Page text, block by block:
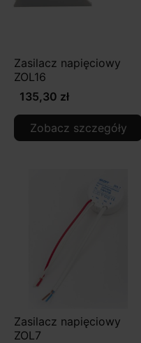
Zasilacz napięciowy
ZOL16
135,30 zł
Zobacz szczegóły
Zasilacz napięciowy
ZOL7